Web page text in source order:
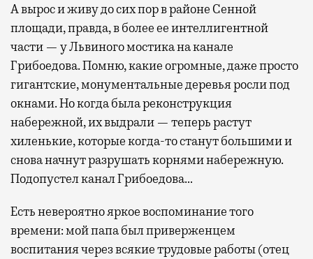
А вырос и живу до сих пор в районе Сенной
площади, правда, в более ее интеллигентной
части — у Львиного мостика на канале
Грибоедова. Помню, какие огромные, даже просто
гигантские, монументальные деревья росли под
окнами. Но когда была реконструкция
набережной, их выдрали — теперь растут
хиленькие, которые когда-то станут большими и
снова начнут разрушать корнями набережную.
Подопустел канал Грибоедова…
Есть невероятно яркое воспоминание того
времени: мой папа был приверженцем
воспитания через всякие трудовые работы (отец